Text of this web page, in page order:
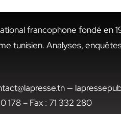
francophone fondé en
tunisien. Analyses,
—
178 – Fax : 71 332 280